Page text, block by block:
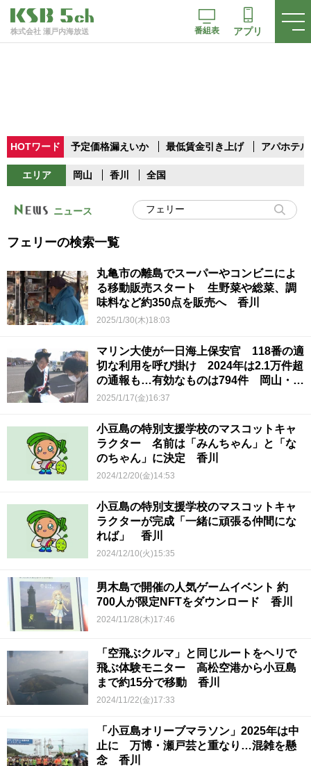
株式会社 瀬戸内海放送 番組表 アプリ
HOTワード 予定価格漏えいか 最低賃金引き上げ アパホテル
エリア 岡山 香川 全国
ニュース
フェリーの検索一覧
丸亀市の離島でスーパーやコンビニによ
る移動販売スタート 生野菜や総菜、調
味料など約350点を販売へ 香川
2025/1/30(木)18:03
マリン大使が一日海上保安官 118番の適
切な利用を呼び掛け 2024年は2.1万件超
の通報も…有効なものは794件 岡山・玉
野海上保安部
2025/1/17(金)16:37
小豆島の特別支援学校のマスコットキャ
ラクター 名前は「みんちゃん」と「な
のちゃん」に決定 香川
2024/12/20(金)14:53
小豆島の特別支援学校のマスコットキャ
ラクターが完成「一緒に頑張る仲間にな
れば」 香川
2024/12/10(火)15:35
男木島で開催の人気ゲームイベント 約
700人が限定NFTをダウンロード 香川
2024/11/28(木)17:46
「空飛ぶクルマ」と同じルートをヘリで
飛ぶ体験モニター 高松空港から小豆島
まで約15分で移動 香川
2024/11/22(金)17:33
「小豆島オリーブマラソン」2025年は中
止に 万博・瀬戸芸と重なり…混雑を懸
念 香川